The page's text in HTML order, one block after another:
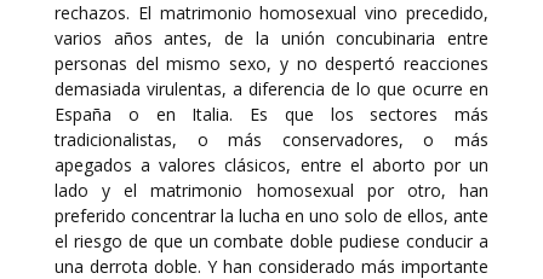
rechazos. El matrimonio homosexual vino precedido,
varios años antes, de la unión concubinaria entre
personas del mismo sexo, y no despertó reacciones
demasiada virulentas, a diferencia de lo que ocurre en
España o en Italia. Es que los sectores más
tradicionalistas, o más conservadores, o más
apegados a valores clásicos, entre el aborto por un
lado y el matrimonio homosexual por otro, han
preferido concentrar la lucha en uno solo de ellos, ante
el riesgo de que un combate doble pudiese conducir a
una derrota doble. Y han considerado más importante